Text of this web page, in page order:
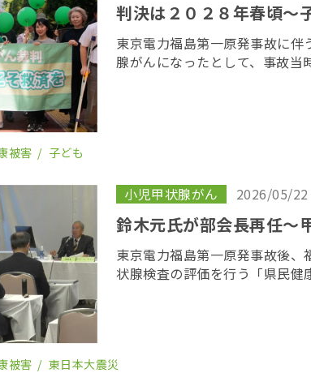
判決は２０２８年春頃〜
東京電力福島第一原発事故に
腺がんになったとして、事故当
被害 子ども
小児甲状腺がん 2026/05/
鈴木元氏が部会長再任〜
東京電力福島第一原発事故後、
状腺検査の評価を行う「県民健
被害 東日本大震災